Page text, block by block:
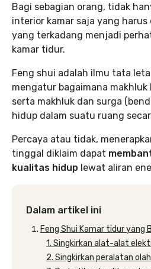
Bagi sebagian orang, tidak
interior kamar saja yang harus
yang terkadang menjadi
kamar tidur.
Feng shui adalah ilmu tata
mengatur bagaimana makhluk
serta makhluk dan surga
hidup dalam suatu ruang
Percaya atau tidak,
tinggal diklaim dapat
kualitas hidup lewat aliran
Dalam artikel ini
Feng Shui Kamar tidur yang
1. Singkirkan alat-alat
2. Singkirkan peralatan